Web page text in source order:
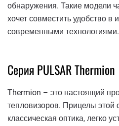
обнаружения. Такие модели
хочет совместить удобство в
современными технологиями.
Серия PULSAR Thermion
Thermion – это настоящий
тепловизоров. Прицелы этой
классическая оптика, легко